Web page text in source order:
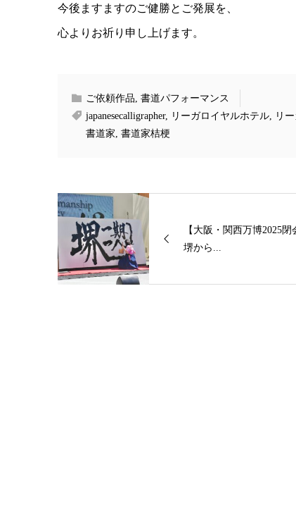
今後ますますのご健勝とご発展を、
心よりお祈り申し上げます。
ご依頼作品 書道パフォーマンス
japanesecalligrapher, リーガロイヤルホテル リ
書道家 書道家桔梗
【大阪・関西万博2025閉
堺から...